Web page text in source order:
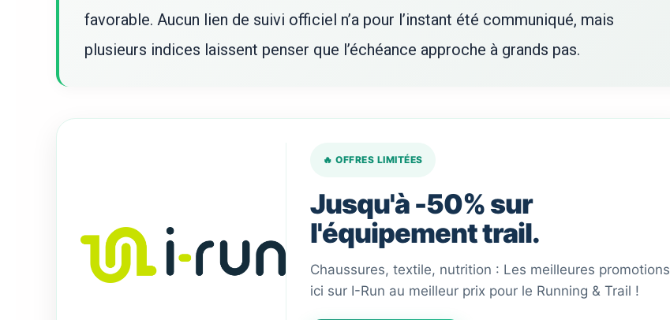
favorable. Aucun lien de suivi officiel n’a pour l’instant été communiqué, mais
plusieurs indices laissent penser que l’échéance approche à grands pas.
🔥 OFFRES LIMITÉES
Jusqu'à -50% sur
l'équipement trail.
Chaussures, textile, nutrition : Les meilleures promotions
ici sur I-Run au meilleur prix pour le Running & Trail !